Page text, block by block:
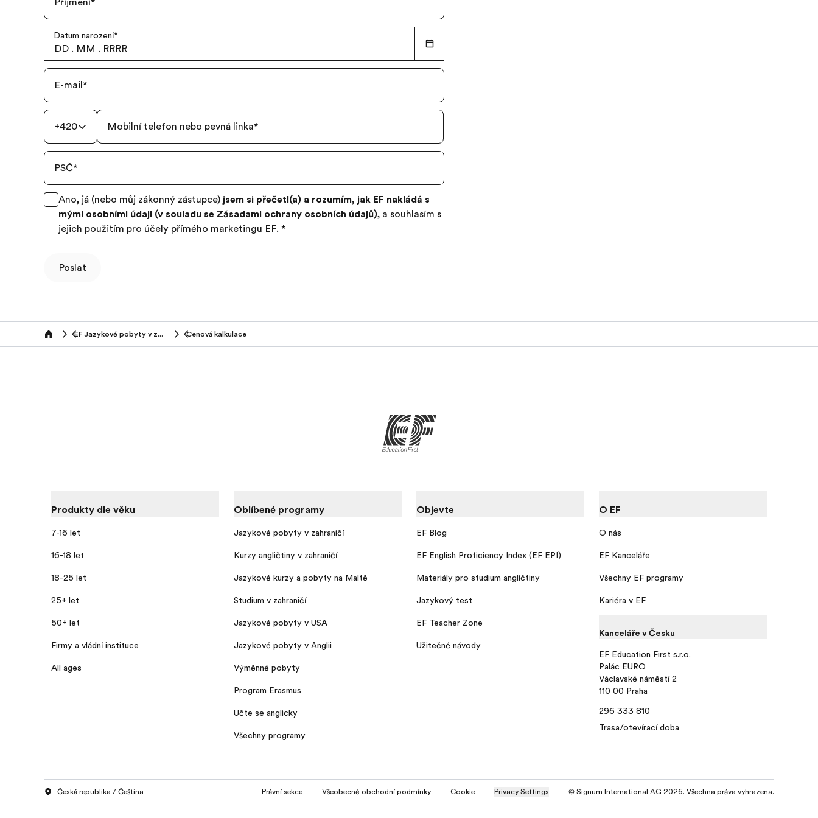
Příjmení*
Datum narození*
DD . MM . RRRR
E-mail *
+420 Mobilní telefon nebo pevná linka*
PSČ*
Ano, já (nebo můj zákonný zástupce) jsem si přečetl(a) a rozumím, jak EF nakládá s
mými osobními údaji (v souladu se Zásadami ochrany osobních údajů), a souhlasím s
jejich použitím pro účely přímého marketingu EF. *
Poslat
Home EF Jazykové pobyty v zahraničí (16+ let) Cenová kalkulace
Produkty dle věku
7-16 let
16-18 let
18-25 let
25+ let
50+ let
Firmy a vládní instituce
All ages
Oblíbené programy
Jazykové pobyty v zahraničí
Kurzy angličtiny v zahraničí
Jazykové kurzy a pobyty na Maltě
Studium v zahraničí
Jazykové pobyty v USA
Jazykové pobyty v Anglii
Výměnné pobyty
Program Erasmus
Učte se anglicky
Všechny programy
Objevte
EF Blog
EF English Proficiency Index (EF EPI)
Materiály pro studium angličtiny
Jazykový test
EF Teacher Zone
Užitečné návody
O EF
O nás
EF Kanceláře
Všechny EF programy
Kariéra v EF
Kanceláře v Česku
EF Education First s.r.o.
Palác EURO
Václavské náměstí 2
110 00 Praha
296 333 810
Trasa/otevírací doba
Česká republika / Čeština Právní sekce Všeobecné obchodní podmínky Cookie Privacy Settings © Signum International AG 2026. Všechna práva vyhrazena.